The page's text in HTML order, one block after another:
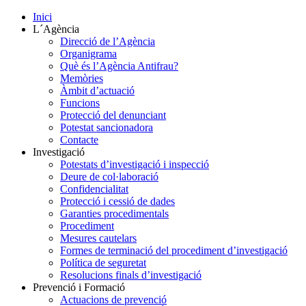
Inici
L´Agència
Direcció de l’Agència
Organigrama
Què és l’Agència Antifrau?
Memòries
Àmbit d’actuació
Funcions
Protecció del denunciant
Potestat sancionadora
Contacte
Investigació
Potestats d’investigació i inspecció
Deure de col·laboració
Confidencialitat
Protecció i cessió de dades
Garanties procedimentals
Procediment
Mesures cautelars
Formes de terminació del procediment d’investigació
Política de seguretat
Resolucions finals d’investigació
Prevenció i Formació
Actuacions de prevenció